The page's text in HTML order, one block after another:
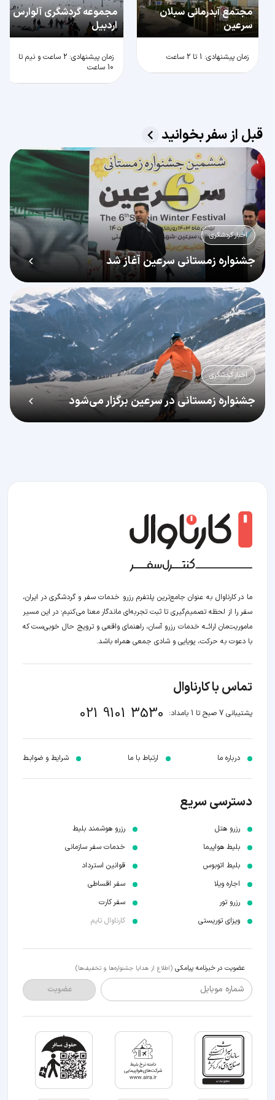
مجتمع آبدرمانی سبلان
سرعین
زمان پیشنهادی: 1 تا 2 ساعت
مجموعه گردشگری آلوارس
اردبیل
زمان پیشنهادی: 2 ساعت و نیم تا
10 ساعت
قبل از سفر بخوانید
اخبار گردشگری
جشنواره زمستانی سرعین آغاز شد
اخبار گردشگری
جشنواره زمستانی در سرعین برگزار می‌شود
ما در کارناوال به عنوان جامع‌ترین پلتفرم رزرو خدمات سفر و گردشگری در ایران،
سفر را از لحظه‌ تصمیم‌گیری تا ثبت تجربه‌ای ماندگار معنا می‌کنیم؛ در این مسیر‍
ماموریت‌مان اراﺋــﻪ خدمات رزرو آسان، راهنمای واقعی و ترویج حال خوبی‌ست که
با دعوت به حرکت، پویایی و شادی جمعی همراه باشد.
تماس با کارناوال
پشتیبانی 7 صبح تا 1 بامداد: 021 9101 3530
درباره ما ارتباط با ما شرایط و ضوابـط
دسترسی سریع
رزرو هتل
بلیط هواپیما
بلیط اتوبوس
اجاره ویلا
رزرو تور
ویزای توریستی
رزرو هوشمند بلیط
خدمات سفر سازمانی
قوانین استرداد
سفر اقساطی
سفر کارت
کارناوال تایم
عضویت در خبرنامه پیامکی (اطلاع از هدایا جشنواره‌ها و تخفیف‌ها)
شماره موبایل عضویت